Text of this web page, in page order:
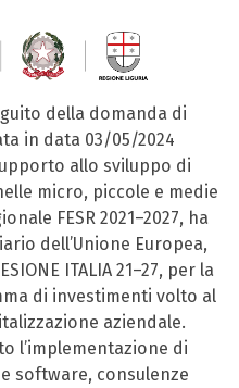
della domanda di
in data 03/05/2024
allo sviluppo di
micro, piccole e medie
FESR 2021–2027, ha
dell’Unione Europea,
ITALIA 21–27, per la
di investimenti volto al
aziendale.
l’implementazione di
software, consulenze